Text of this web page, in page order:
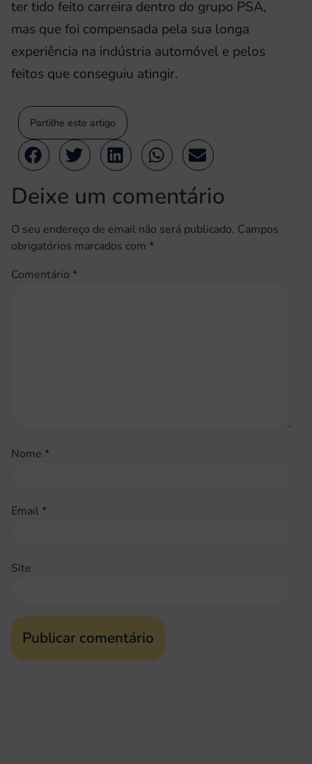
ter tido feito carreira dentro do grupo PSA,
mas que foi compensada pela sua longa
experiência na indústria automóvel e pelos
feitos que conseguiu atingir.
Partilhe este artigo
Deixe um comentário
O seu endereço de email não será publicado. Campos
obrigatórios marcados com *
Comentário *
Nome *
Email *
Site